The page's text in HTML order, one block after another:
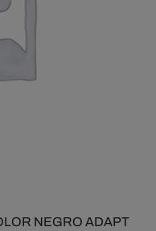
NEGRO ADAPT